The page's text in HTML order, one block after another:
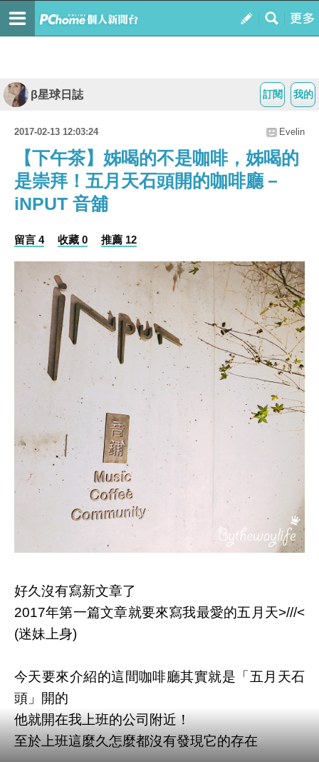
我的
訂閱
β星球日誌
2017-02-13 12:03:24 Evelin
【下午茶】姊喝的不是咖啡，姊喝的
是崇拜！五月天石頭開的咖啡廳－
iNPUT 音舖
留言 4 收藏 0 推薦 12
好久沒有寫新文章了
2017年第一篇文章就要來寫我最愛的五月天>///<
(迷妹上身)
今天要來介紹的這間咖啡廳其實就是「五月天石
頭」開的
他就開在我上班的公司附近！
至於上班這麼久怎麼都沒有發現它的存在